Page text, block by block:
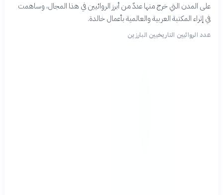
على المدن التي خرج منها عددٌ من أبرز الروائيين في هذا المجال، وساهمت
في إثراء المكتبة العربية والعالمية بأعمال خالدة.
عدد الروائيين التاريخيين البارزين